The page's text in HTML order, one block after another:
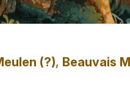
(?), Beauvais